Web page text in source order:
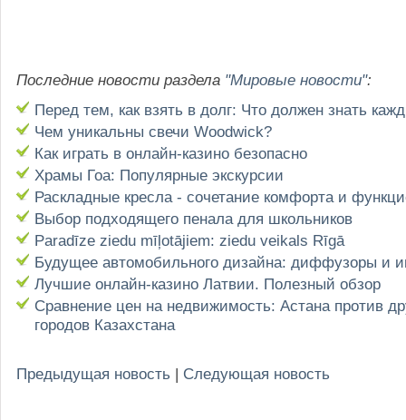
Последние новости раздела "Мировые новости":
Перед тем, как взять в долг: Что должен знать
Чем уникальны свечи Woodwick?
Как играть в онлайн-казино безопасно
Храмы Гоа: Популярные экскурсии
Раскладные кресла - сочетание комфорта и
Выбор подходящего пенала для школьников
Paradīze ziedu mīļotājiem: ziedu veikals Rīgā
Будущее автомобильного дизайна: диффузоры и
Лучшие онлайн-казино Латвии. Полезный обзор
Сравнение цен на недвижимость: Астана против
городов Казахстана
Предыдущая новость | Следующая новость